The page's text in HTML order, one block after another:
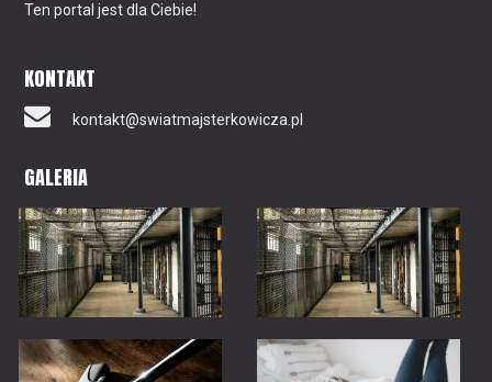
Ten portal jest dla Ciebie!
KONTAKT
kontakt@swiatmajsterkowicza.pl
GALERIA